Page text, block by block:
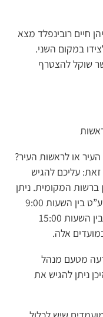
חיים רובינפלד מצא
במקום השני.
שוקל להצטרף
או לראשות העיר?
עליכם להגיש
המקומית.​ ניתן
להגיש רשימות ביום רביעי, י”ז בתשרי תשע”ט בין השעות 9:00
ל-11:00 ולמחרת ביום חמישי י”ח בתשרי בין השעות 15:00
מטעם מנהל
ניתן להגיש את